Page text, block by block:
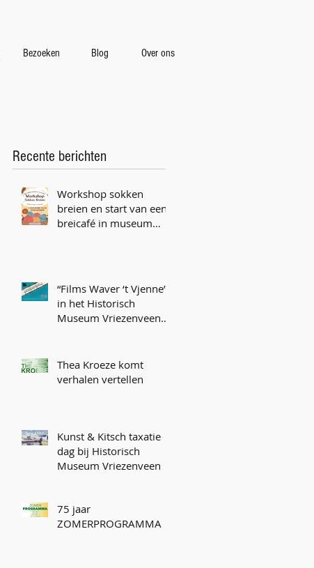
Bezoeken Blog Over ons
Recente berichten
Workshop sokken
breien en start van een
breicafé in museum
“Films Waver ‘t Vjenne”
in het Historisch
Museum Vriezenveen
Thea Kroeze komt
verhalen vertellen
Kunst & Kitsch taxatie
dag bij Historisch
Museum Vriezenveen
75 jaar
ZOMERPROGRAMMA